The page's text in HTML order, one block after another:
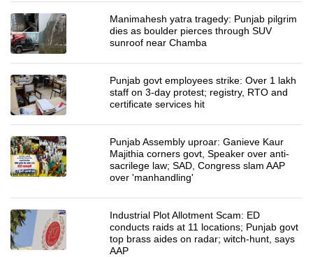
Manimahesh yatra tragedy: Punjab pilgrim
dies as boulder pierces through SUV
sunroof near Chamba
Punjab govt employees strike: Over 1 lakh
staff on 3-day protest; registry, RTO and
certificate services hit
Punjab Assembly uproar: Ganieve Kaur
Majithia corners govt, Speaker over anti-
sacrilege law; SAD, Congress slam AAP
over 'manhandling'
Industrial Plot Allotment Scam: ED
conducts raids at 11 locations; Punjab govt
top brass aides on radar; witch-hunt, says
AAP